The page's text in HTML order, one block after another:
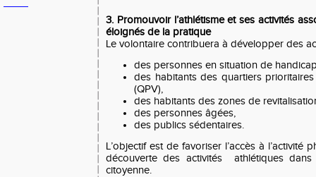
3. Promouvoir l’athlétisme et ses activités
éloignés de la pratique
Le volontaire contribuera à développer des
des personnes en situation de
des habitants des quartiers
(QPV),
des habitants des zones de
des personnes âgées,
des publics sédentaires.
L’objectif est de favoriser l’accès à l’activité
découverte des activités athlétiques
citoyenne.